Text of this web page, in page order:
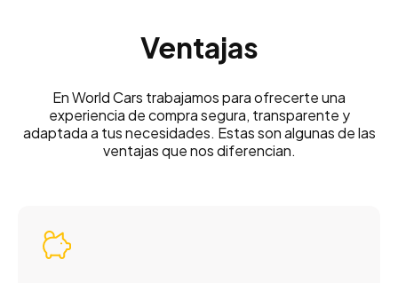
Ventajas
En World Cars trabajamos para ofrecerte una
experiencia de compra segura, transparente y
adaptada a tus necesidades. Estas son algunas de las
ventajas que nos diferencian.